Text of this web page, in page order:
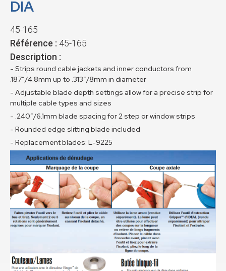
DIA
45-165
Référence : 45-165
Description :
- Strips round cable jackets and inner conductors from
.187”/4.8mm up to .313”/8mm in diameter
- Adjustable blade depth settings allow for a precise strip for
multiple cable types and sizes
- .240”/6.1mm blade spacing for 2 step or window strips
- Rounded edge slitting blade included
- Replacement blades: L-9225